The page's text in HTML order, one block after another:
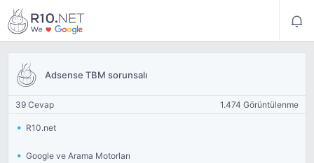
Adsense TBM sorunsalı
39 Cevap 1.474 Görüntülenme
R10.net
Google ve Arama Motorları